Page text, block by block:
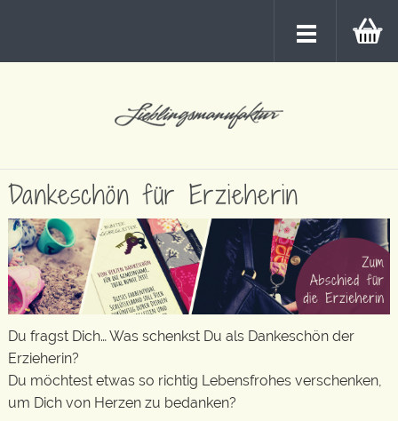
Dankeschön für Erzieherin
Du fragst Dich… Was schenkst Du als Dankeschön der
Erzieherin?
Du möchtest etwas so richtig Lebensfrohes verschenken,
um Dich von Herzen zu bedanken?